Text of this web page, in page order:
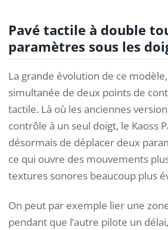
Pavé tactile à double
paramètres sous les
La grande évolution de ce modèle,
simultanée de deux points de
tactile. Là où les anciennes
contrôle à un seul doigt, le Kaoss
désormais de déplacer deux
ce qui ouvre des mouvements
textures sonores beaucoup plus
On peut par exemple lier une
pendant que l’autre pilote un